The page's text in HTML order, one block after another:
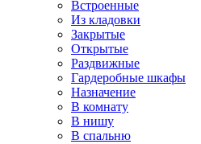
Встроенные
Из кладовки
Закрытые
Открытые
Раздвижные
Гардеробные шкафы
Назначение
В комнату
В нишу
В спальню